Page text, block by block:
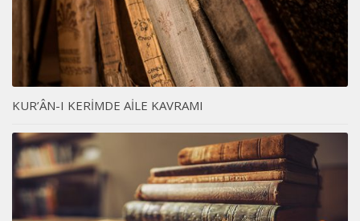
KUR’ÂN-I KERİMDE AİLE KAVRAMI